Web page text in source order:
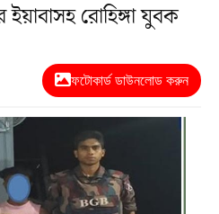
রোহিঙ্গা যুবক
ফটোকার্ড ডাউনলোড করুন